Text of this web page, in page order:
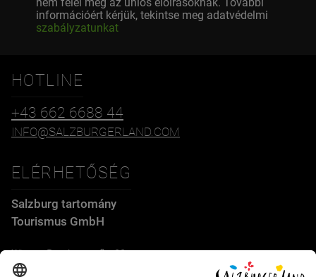
információért kérjük, tekintse meg adatvédelmi
szabályzatunkat
HOTLINE
+43 662 6688 44
INFO@SALZBURGERLAND.COM
ELÉRHETŐSÉG
Salzburg tartomány
Tourismus GmbH
Wiener Bundesstraße 23
5300 Hallwang